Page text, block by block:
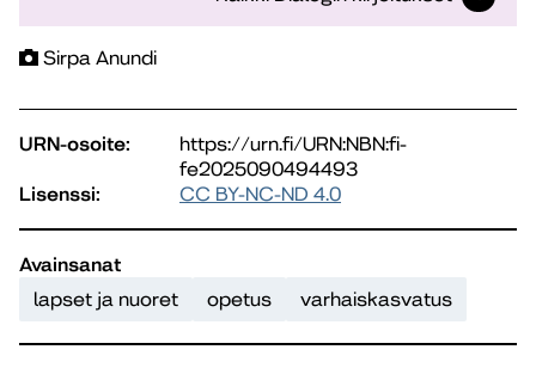
Sirpa Anundi
URN-osoite:
https://urn.fi/URN:NBN:fi-
fe2025090494493
Lisenssi:
CC BY-NC-ND 4.0
Avainsanat
lapset ja nuoret
opetus varhaiskasvatus